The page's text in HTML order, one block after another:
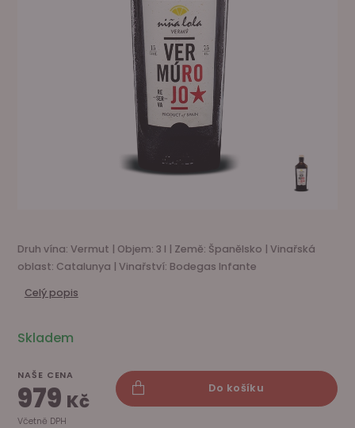
Druh vína: Vermut | Objem: 3 l | Země: Španělsko | Vinařská
oblast: Catalunya | Vinařství: Bodegas Infante
Celý popis
Skladem
NAŠE CENA
979 Kč
Včetně DPH
Do košíku